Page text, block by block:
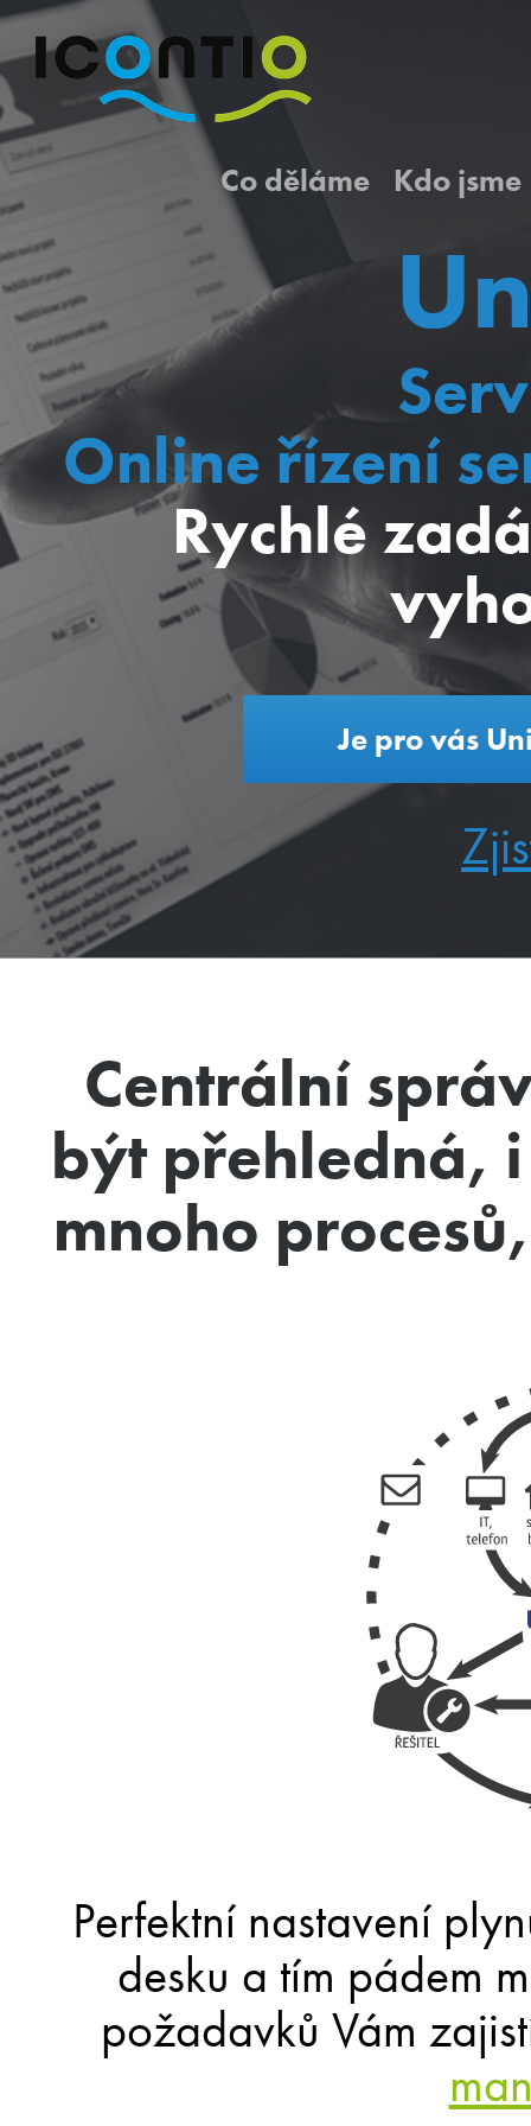
Co děláme Kdo jsme
Online řízení
Rychlé
Je pro vás
Centrální
být přehledná,
mnoho
Perfektní nastavení
desku a tím pádem
požadavků Vám